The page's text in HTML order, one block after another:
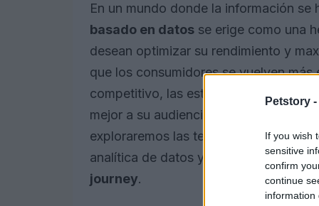
Petstory -
If you wish
sensitive
confirm
continue
information
En un mundo donde la información se
basado en datos se erige como una
desean optimizar su rendimiento y
que los consumidores se vuelven
competitivo, las estrategias
mejor a su audiencia y anticipar sus
exploraremos las tendencias
analítica de datos y cómo
journey.